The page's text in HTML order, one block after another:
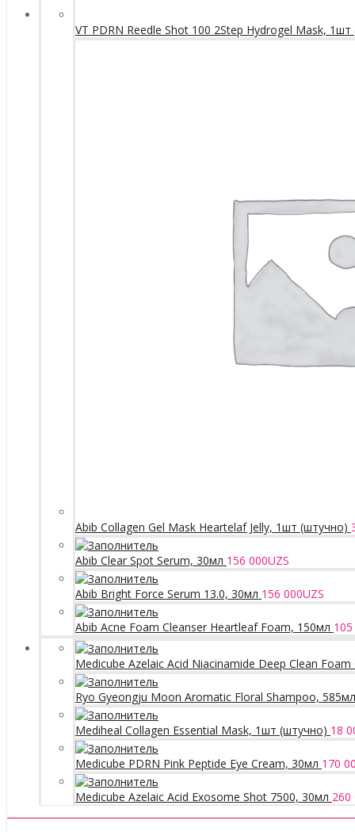
VT PDRN Reedle Shot 100 2Step Hydrogel Mask,
Abib Collagen Gel Mask Heartelaf Jelly, 1шт (штучно)
Abib Clear Spot Serum, 30мл 156 000UZS
Abib Bright Force Serum 13.0, 30мл 156 000UZS
Abib Acne Foam Cleanser Heartleaf Foam, 150мл
Medicube Azelaic Acid Niacinamide Deep Clean Foam
Ryo Gyeongju Moon Aromatic Floral Shampoo, 585мл
Mediheal Collagen Essential Mask, 1шт (штучно) 18
Medicube PDRN Pink Peptide Eye Cream, 30мл 170
Medicube Azelaic Acid Exosome Shot 7500, 30мл 260